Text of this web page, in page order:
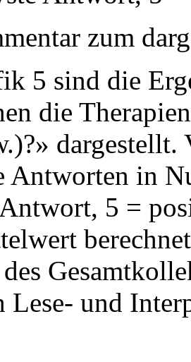
zum
5 sind die
die
dargestellt.
Antworten in
5 =
Lese- und